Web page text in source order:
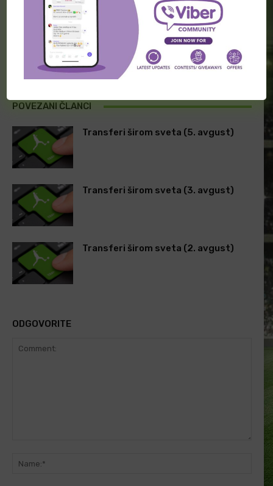
PRETHODNA VEST
MLB tiket (11.april)
SLEDEĆA VEST
Kvota da će ostati
neporaženi iznosi 1.85
POVEZANI ČLANCI
Transferi širom sveta (5. avgust)
Transferi širom sveta (3. avgust)
Transferi širom sveta (2. avgust)
ODGOVORITE